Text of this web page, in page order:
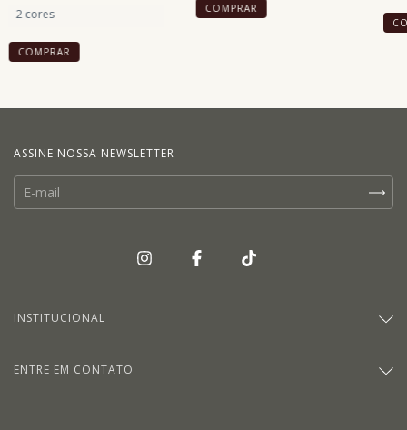
2 cores
COMPRAR
COMPRAR
ASSINE NOSSA NEWSLETTER
INSTITUCIONAL
ENTRE EM CONTATO